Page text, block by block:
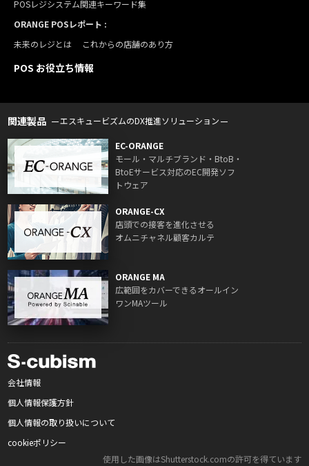
POSレジシステム関連キーワード集
ORANGE POSレポート :
未来のレジとは
これからの店舗のあり方
POS お役立ち情報
関連製品 エスキュービズムのDX推進ソリューション
EC-ORANGE
モール・マルチブランド・BtoB・
BtoEサービス対応のEC開発ソフ
トウェア
ORANGE-CX
店頭での接客を進化させる
オムニチャネル顧客カルテ
ORANGE MA
広範囲をカバーできるオールイン
ワンMAツール
会社情報
個人情報保護方針
個人情報の取り扱いについて
cookieポリシー
使用した画像はShutterstock.comの許可を得ています